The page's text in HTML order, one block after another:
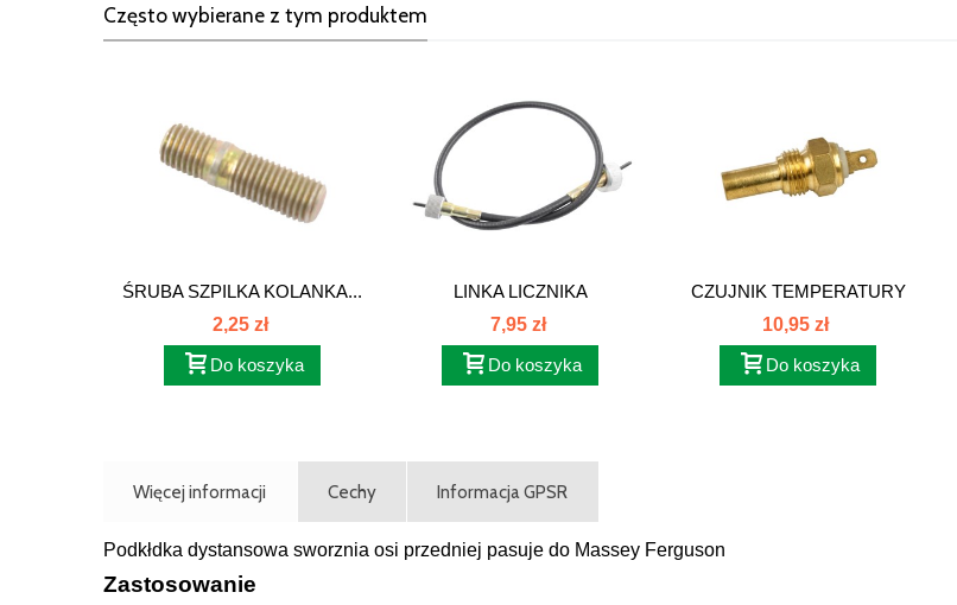
Często wybierane z tym produktem
ŚRUBA SZPILKA KOLANKA...
2,25 zł
Do koszyka
LINKA LICZNIKA
MOTOGODZIN S/T...
7,95 zł
Do koszyka
CZUJNIK TEMPERATURY
MF 255...
10,95 zł
Do koszyka
Więcej informacji Cechy Informacja GPSR
Podkłdka dystansowa sworznia osi przedniej pasuje do Massey Ferguson
Zastosowanie